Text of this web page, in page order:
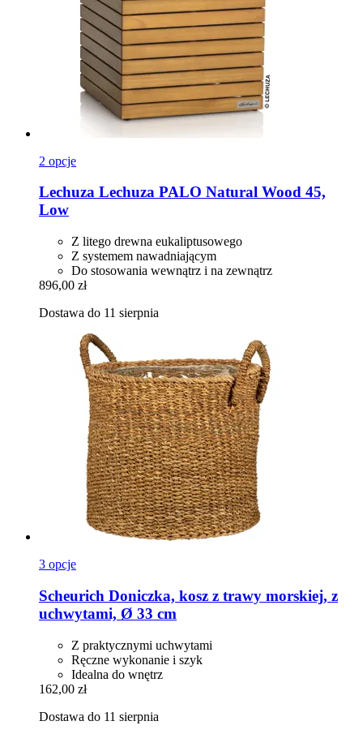
2 opcje
Lechuza Lechuza PALO Natural Wood 45,
Low
Z litego drewna eukaliptusowego
Z systemem nawadniającym
Do stosowania wewnątrz i na zewnątrz
896,00 zł
Dostawa do 11 sierpnia
3 opcje
Scheurich Doniczka, kosz z trawy morskiej, z
uchwytami, Ø 33 cm
Z praktycznymi uchwytami
Ręczne wykonanie i szyk
Idealna do wnętrz
162,00 zł
Dostawa do 11 sierpnia